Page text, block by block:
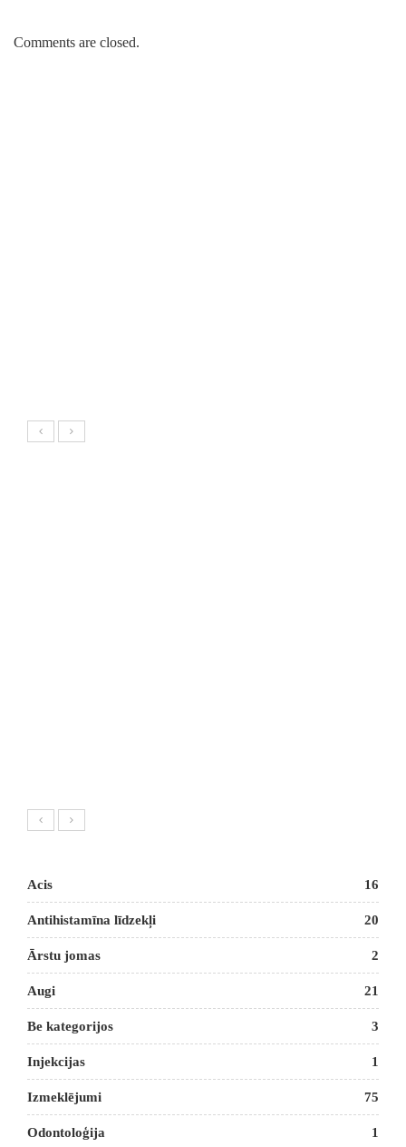
Comments are closed.
Acis 16
Antihistamīna līdzekļi 20
Ārstu jomas 2
Augi 21
Be kategorijos 3
Injekcijas 1
Izmeklējumi 75
Odontoloģija 1